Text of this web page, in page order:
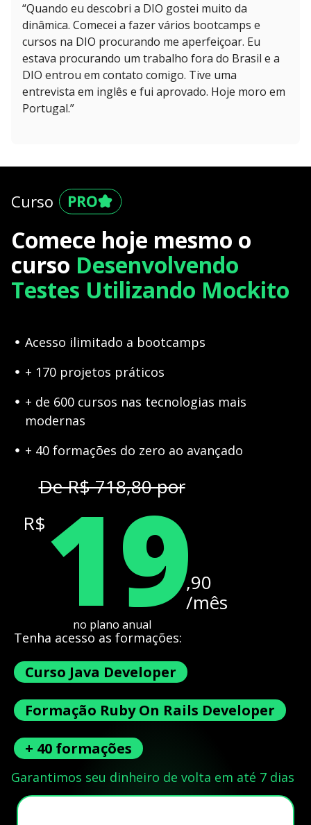
“Quando eu descobri a DIO gostei muito da
dinâmica. Comecei a fazer vários bootcamps e
cursos na DIO procurando me aperfeiçoar. Eu
estava procurando um trabalho fora do Brasil e a
DIO entrou em contato comigo. Tive uma
entrevista em inglês e fui aprovado. Hoje moro em
Portugal.”
Curso
Comece hoje mesmo o
curso Desenvolvendo
Testes Utilizando Mockito
Acesso ilimitado a bootcamps
+ 170 projetos práticos
+ de 600 cursos nas tecnologias mais
modernas
+ 40 formações do zero ao avançado
De R$ 718,80 por
R$ 19,90
/mês
no plano anual
Tenha acesso as formações:
Curso Java Developer
Formação Ruby On Rails Developer
+ 40 formações
Garantimos seu dinheiro de volta em até 7 dias